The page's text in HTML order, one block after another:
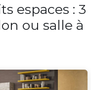
espaces : 3
ou salle à